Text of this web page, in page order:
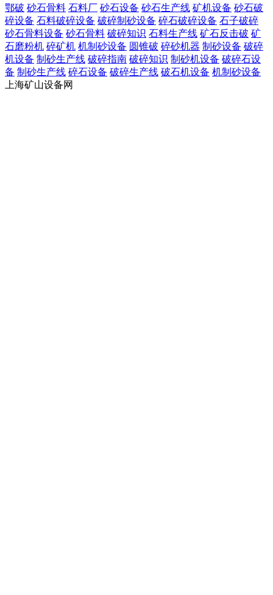
鄂破 砂石骨料 石料厂 砂石设备 砂石生产线 矿机设备 砂石破
碎设备 石料破碎设备 破碎制砂设备 碎石破碎设备 石子破碎
砂石骨料设备 砂石骨料 破碎知识 石料生产线 矿石反击破 矿
石磨粉机 碎矿机 机制砂设备 圆锥破 碎砂机器 制砂设备 破碎
机设备 制砂生产线 破碎指南 破碎知识 制砂机设备 破碎石设
备 制砂生产线 碎石设备 破碎生产线 破石机设备 机制砂设备
上海矿山设备网